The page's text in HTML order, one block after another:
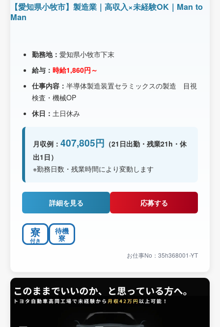
【愛知県小牧市】製造業｜高収入×未経験OK｜Man to
Man
勤務地： 愛知県小牧市下末
給与： 時給1,860円～
仕事内容： 半導体製造装置セラミックスの製造 目視
検査・機械OP
休日： 土日休み
月収例： 407,805円 （21日出勤・残業21h・休
出1日）
※勤務日数・残業時間により変動します
詳細を見る 応募する
寮
付き
待機
寮
お仕事No：35h368001-YT